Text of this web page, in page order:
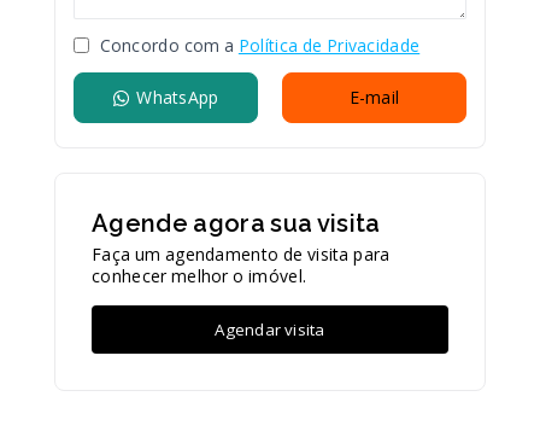
Concordo com a Política de Privacidade
WhatsApp E-mail
Agende agora sua visita
Faça um agendamento de visita para
conhecer melhor o imóvel.
Agendar visita